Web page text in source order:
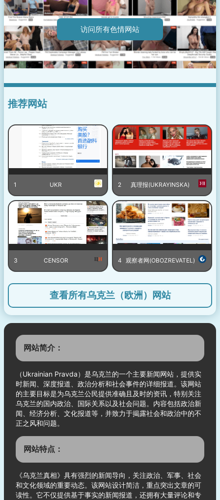
访问所有色情网站
推荐网站
1 UKR 2 真理报(UKRAYINSKA)
3 CENSOR 4 观察者网(OBOZREVATEL)
查看所有乌克兰（欧洲）网站
网站简介：
（Ukrainian Pravda）是乌克兰的一个主要新闻网站，提供实
时新闻、深度报道、政治分析和社会事件的详细报道。该网站
的主要目标是为乌克兰公民提供准确且及时的资讯，特别关注
乌克兰的国内政治、国际关系以及社会问题。内容包括政治新
闻、经济分析、文化报道等，并致力于揭露社会和政治中的不
正之风和问题。
网站特点：
《乌克兰真相》具有强烈的新闻导向，关注政治、军事、社会
和文化领域的重要动态。该网站设计简洁，重点突出文章的可
读性。它不仅提供基于事实的新闻报道，还拥有大量评论和专